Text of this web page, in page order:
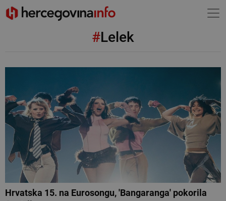
#Lelek
Hrvatska 15. na Eurosongu, 'Bangaranga' pokorila